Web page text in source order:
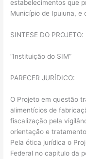
estabelecimentos que
Município de Ipuiuna, e
SINTESE DO PROJETO:
“Instituição do SIM”
PARECER JURÍDICO:
O Projeto em questão
alimentícios de
fiscalização pela
orientação e
Pela ótica jurídica o
Federal no capitulo da